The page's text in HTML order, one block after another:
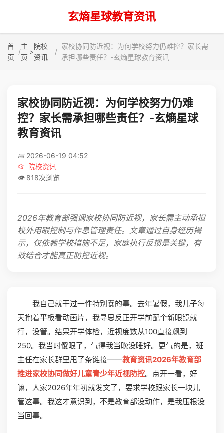
玄熵星球教育资讯
首
页
主
页
>
院校
资讯
家校协同防近视：为何学校努力仍难控？家长需
承担哪些责任？-玄熵星球教育资讯
家校协同防近视：为何学校努力仍难
控？家长需承担哪些责任？-玄熵星球
教育资讯
📅 2026-06-19 04:52
📂
院校资讯
👁️ 818次浏览
2026年教育部强调家校协同防近视，家长需主动承担
校外用眼控制与作息管理责任。文章通过自身经历揭
示，仅依赖学校措施不足，家庭执行反馈是关键，有
效结合才能真正防控近视。
我自己就干过一件特别蠢的事。去年暑假，我儿子每
天抱着平板看动画片，我寻思反正开学前配个新眼镜就
行，没管。结果开学体检，近视度数从100直接飙到
250。我当时傻眼了，气得我当晚没睡好。更气的是，班
主任在家长群里甩了条链接——教育资讯2026年教育部
推进家校协同做好儿童青少年近视防控。点开一看，好
嘛，人家2026年年初就发文了，要求学校跟家长一块儿
管这事。我这才意识到，不是教育部没动作，是我压根没
当回事。